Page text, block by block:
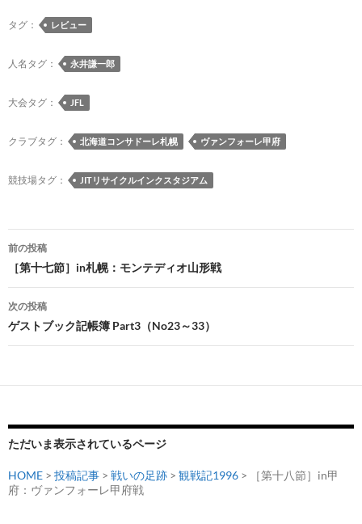
e
o
o
y
タグ： レビュー
人名タグ： 永井謙一郎
大会タグ： JFL
クラブタグ： 北海道コンサドーレ札幌 ヴァンフォーレ甲府
競技場タグ： JITリサイクルインクスタジアム
投
稿
ナ
ビ
ー
ョ
ン
前の投稿
［第十七節］in札幌：モンテディオ山形戦
次の投稿
ゲストブック記帳簿 Part3（No23～33）
ただいま表示されているページ
HOME > 投稿記事 > 戦いの足跡 > 観戦記1996 > ［第十八節］in甲
府：ヴァンフォーレ甲府戦